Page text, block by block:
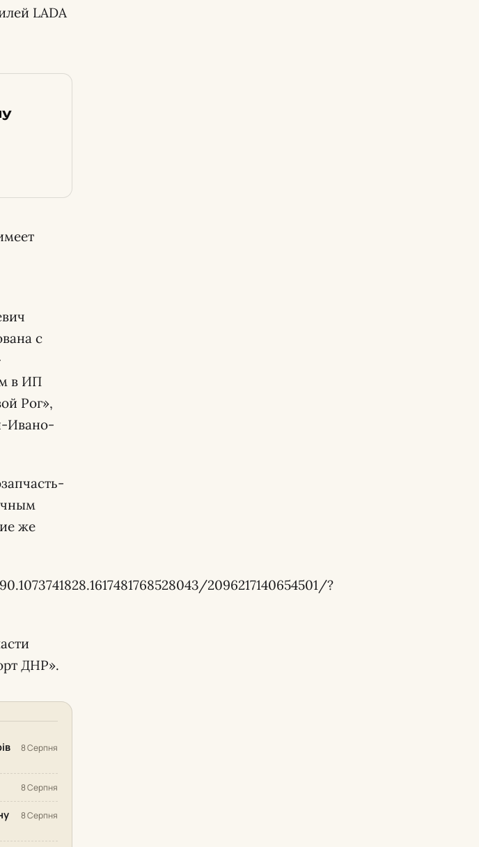
LADA
с
в ИП
Рог»,
Ивано-
же
2096217140654501/?
ДНР».
8 Серпня
8 Серпня
8 Серпня